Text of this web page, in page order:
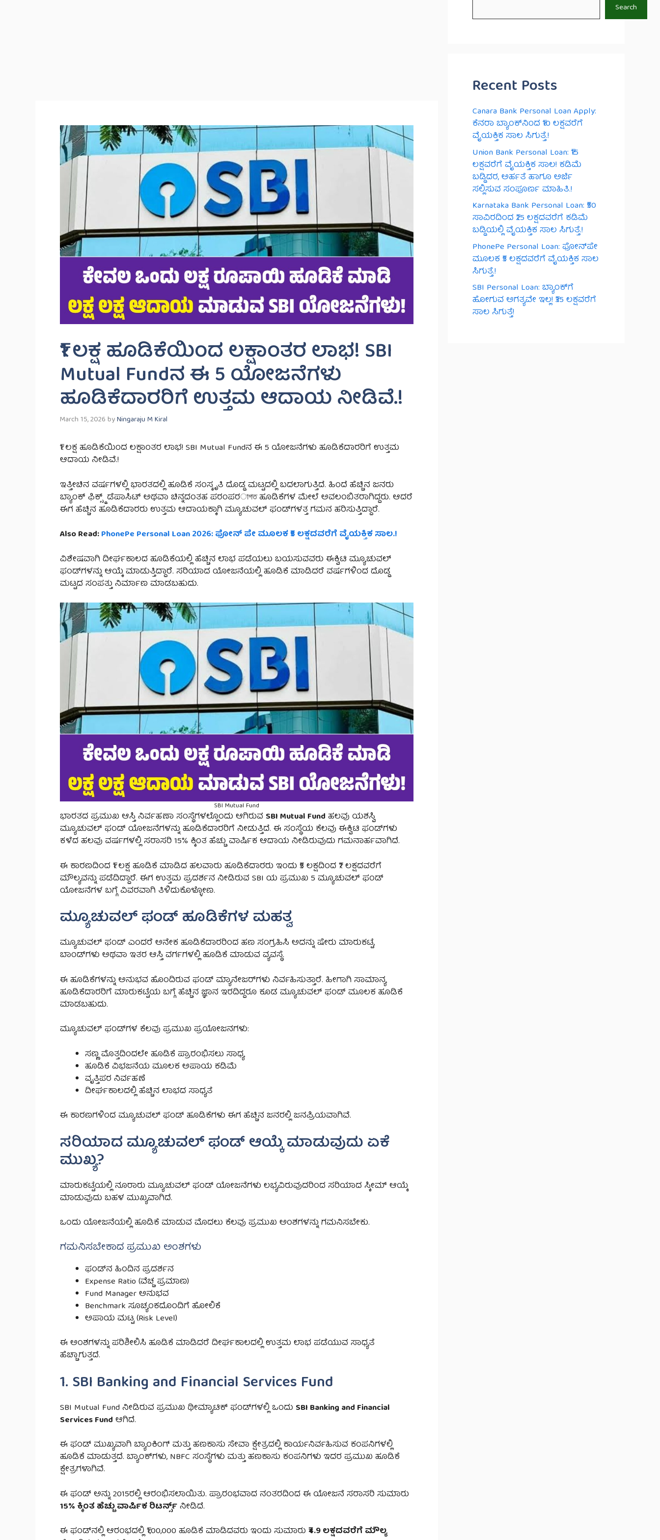
₹1 ಲಕ್ಷ ಹೂಡಿಕೆಯಿಂದ ಲಕ್ಷಾಂತರ ಲಾಭ! SBI
Mutual Fund‌ನ ಈ 5 ಯೋಜನೆಗಳು
ಹೂಡಿಕೆದಾರರಿಗೆ ಉತ್ತಮ ಆದಾಯ ನೀಡಿವೆ.!
March 15, 2026byNingaraju M Kiral
₹1 ಲಕ್ಷ ಹೂಡಿಕೆಯಿಂದ ಲಕ್ಷಾಂತರ ಲಾಭ! SBI Mutual Fund‌ನ ಈ 5 ಯೋಜನೆಗಳು ಹೂಡಿಕೆದಾರರಿಗೆ ಉತ್ತಮ
ಆದಾಯ ನೀಡಿವೆ.!
ಇತ್ತೀಚಿನ ವರ್ಷಗಳಲ್ಲಿ ಭಾರತದಲ್ಲಿ ಹೂಡಿಕೆ ಸಂಸ್ಕೃತಿ ದೊಡ್ಡ ಮಟ್ಟದಲ್ಲಿ ಬದಲಾಗುತ್ತಿದೆ. ಹಿಂದೆ ಹೆಚ್ಚಿನ ಜನರು
ಬ್ಯಾಂಕ್ ಫಿಕ್ಸ್ಡ್ ಡೆಪಾಸಿಟ್ ಅಥವಾ ಚಿನ್ನದಂತಹ ಪರಂಪರাগত ಹೂಡಿಕೆಗಳ ಮೇಲೆ ಅವಲಂಬಿತರಾಗಿದ್ದರು. ಆದರೆ
ಈಗ ಹೆಚ್ಚಿನ ಹೂಡಿಕೆದಾರರು ಉತ್ತಮ ಆದಾಯಕ್ಕಾಗಿ ಮ್ಯೂಚುವಲ್ ಫಂಡ್‌ಗಳತ್ತ ಗಮನ ಹರಿಸುತ್ತಿದ್ದಾರೆ.
Also Read:PhonePe Personal Loan 2026: ಫೋನ್ ಪೇ ಮೂಲಕ ₹5 ಲಕ್ಷದವರೆಗೆ ವೈಯಕ್ತಿಕ ಸಾಲ.!
ವಿಶೇಷವಾಗಿ ದೀರ್ಘಕಾಲದ ಹೂಡಿಕೆಯಲ್ಲಿ ಹೆಚ್ಚಿನ ಲಾಭ ಪಡೆಯಲು ಬಯಸುವವರು ಈಕ್ವಿಟಿ ಮ್ಯೂಚುವಲ್
ಫಂಡ್‌ಗಳನ್ನು ಆಯ್ಕೆ ಮಾಡುತ್ತಿದ್ದಾರೆ. ಸರಿಯಾದ ಯೋಜನೆಯಲ್ಲಿ ಹೂಡಿಕೆ ಮಾಡಿದರೆ ವರ್ಷಗಳಿಂದ ದೊಡ್ಡ
ಮಟ್ಟದ ಸಂಪತ್ತು ನಿರ್ಮಾಣ ಮಾಡಬಹುದು.
SBI Mutual Fund‌
ಭಾರತದ ಪ್ರಮುಖ ಆಸ್ತಿ ನಿರ್ವಹಣಾ ಸಂಸ್ಥೆಗಳಲ್ಲೊಂದು ಆಗಿರುವ SBI Mutual Fund ಹಲವು ಯಶಸ್ವಿ
ಮ್ಯೂಚುವಲ್ ಫಂಡ್ ಯೋಜನೆಗಳನ್ನು ಹೂಡಿಕೆದಾರರಿಗೆ ನೀಡುತ್ತಿದೆ. ಈ ಸಂಸ್ಥೆಯ ಕೆಲವು ಈಕ್ವಿಟಿ ಫಂಡ್‌ಗಳು
ಕಳೆದ ಹಲವು ವರ್ಷಗಳಲ್ಲಿ ಸರಾಸರಿ 15% ಕ್ಕಿಂತ ಹೆಚ್ಚು ವಾರ್ಷಿಕ ಆದಾಯ ನೀಡಿರುವುದು ಗಮನಾರ್ಹವಾಗಿದೆ.
ಈ ಕಾರಣದಿಂದ ₹1 ಲಕ್ಷ ಹೂಡಿಕೆ ಮಾಡಿದ ಹಲವಾರು ಹೂಡಿಕೆದಾರರು ಇಂದು ₹5 ಲಕ್ಷದಿಂದ ₹7 ಲಕ್ಷದವರೆಗೆ
ಮೌಲ್ಯವನ್ನು ಪಡೆದಿದ್ದಾರೆ. ಈಗ ಉತ್ತಮ ಪ್ರದರ್ಶನ ನೀಡಿರುವ SBI ಯ ಪ್ರಮುಖ 5 ಮ್ಯೂಚುವಲ್ ಫಂಡ್
ಯೋಜನೆಗಳ ಬಗ್ಗೆ ವಿವರವಾಗಿ ತಿಳಿದುಕೊಳ್ಳೋಣ.
ಮ್ಯೂಚುವಲ್ ಫಂಡ್ ಹೂಡಿಕೆಗಳ ಮಹತ್ವ
ಮ್ಯೂಚುವಲ್ ಫಂಡ್ ಎಂದರೆ ಅನೇಕ ಹೂಡಿಕೆದಾರರಿಂದ ಹಣ ಸಂಗ್ರಹಿಸಿ ಅದನ್ನು ಷೇರು ಮಾರುಕಟ್ಟೆ,
ಬಾಂಡ್‌ಗಳು ಅಥವಾ ಇತರ ಆಸ್ತಿ ವರ್ಗಗಳಲ್ಲಿ ಹೂಡಿಕೆ ಮಾಡುವ ವ್ಯವಸ್ಥೆ.
ಈ ಹೂಡಿಕೆಗಳನ್ನು ಅನುಭವ ಹೊಂದಿರುವ ಫಂಡ್ ಮ್ಯಾನೇಜರ್‌ಗಳು ನಿರ್ವಹಿಸುತ್ತಾರೆ. ಹೀಗಾಗಿ ಸಾಮಾನ್ಯ
ಹೂಡಿಕೆದಾರರಿಗೆ ಮಾರುಕಟ್ಟೆಯ ಬಗ್ಗೆ ಹೆಚ್ಚಿನ ಜ್ಞಾನ ಇರದಿದ್ದರೂ ಕೂಡ ಮ್ಯೂಚುವಲ್ ಫಂಡ್ ಮೂಲಕ ಹೂಡಿಕೆ
ಮಾಡಬಹುದು.
ಮ್ಯೂಚುವಲ್ ಫಂಡ್‌ಗಳ ಕೆಲವು ಪ್ರಮುಖ ಪ್ರಯೋಜನಗಳು:
ಸಣ್ಣ ಮೊತ್ತದಿಂದಲೇ ಹೂಡಿಕೆ ಪ್ರಾರಂಭಿಸಲು ಸಾಧ್ಯ
ಹೂಡಿಕೆ ವಿಭಜನೆಯ ಮೂಲಕ ಅಪಾಯ ಕಡಿಮೆ
ವೃತ್ತಿಪರ ನಿರ್ವಹಣೆ
ದೀರ್ಘಕಾಲದಲ್ಲಿ ಹೆಚ್ಚಿನ ಲಾಭದ ಸಾಧ್ಯತೆ
ಈ ಕಾರಣಗಳಿಂದ ಮ್ಯೂಚುವಲ್ ಫಂಡ್ ಹೂಡಿಕೆಗಳು ಈಗ ಹೆಚ್ಚಿನ ಜನರಲ್ಲಿ ಜನಪ್ರಿಯವಾಗಿವೆ.
ಸರಿಯಾದ ಮ್ಯೂಚುವಲ್ ಫಂಡ್ ಆಯ್ಕೆ ಮಾಡುವುದು ಏಕೆ
ಮುಖ್ಯ?
ಮಾರುಕಟ್ಟೆಯಲ್ಲಿ ನೂರಾರು ಮ್ಯೂಚುವಲ್ ಫಂಡ್ ಯೋಜನೆಗಳು ಲಭ್ಯವಿರುವುದರಿಂದ ಸರಿಯಾದ ಸ್ಕೀಮ್ ಆಯ್ಕೆ
ಮಾಡುವುದು ಬಹಳ ಮುಖ್ಯವಾಗಿದೆ.
ಒಂದು ಯೋಜನೆಯಲ್ಲಿ ಹೂಡಿಕೆ ಮಾಡುವ ಮೊದಲು ಕೆಲವು ಪ್ರಮುಖ ಅಂಶಗಳನ್ನು ಗಮನಿಸಬೇಕು.
ಗಮನಿಸಬೇಕಾದ ಪ್ರಮುಖ ಅಂಶಗಳು
ಫಂಡ್‌ನ ಹಿಂದಿನ ಪ್ರದರ್ಶನ
Expense Ratio (ವೆಚ್ಚ ಪ್ರಮಾಣ)
Fund Manager ಅನುಭವ
Benchmark ಸೂಚ್ಯಂಕದೊಂದಿಗೆ ಹೋಲಿಕೆ
ಅಪಾಯ ಮಟ್ಟ (Risk Level)
ಈ ಅಂಶಗಳನ್ನು ಪರಿಶೀಲಿಸಿ ಹೂಡಿಕೆ ಮಾಡಿದರೆ ದೀರ್ಘಕಾಲದಲ್ಲಿ ಉತ್ತಮ ಲಾಭ ಪಡೆಯುವ ಸಾಧ್ಯತೆ
ಹೆಚ್ಚಾಗುತ್ತದೆ.
1. SBI Banking and Financial Services Fund
SBI Mutual Fund ನೀಡಿರುವ ಪ್ರಮುಖ ಥೀಮ್ಯಾಟಿಕ್ ಫಂಡ್‌ಗಳಲ್ಲಿ ಒಂದು SBI Banking and Financial
Services Fund ಆಗಿದೆ.
ಈ ಫಂಡ್ ಮುಖ್ಯವಾಗಿ ಬ್ಯಾಂಕಿಂಗ್ ಮತ್ತು ಹಣಕಾಸು ಸೇವಾ ಕ್ಷೇತ್ರದಲ್ಲಿ ಕಾರ್ಯನಿರ್ವಹಿಸುವ ಕಂಪನಿಗಳಲ್ಲಿ
ಹೂಡಿಕೆ ಮಾಡುತ್ತದೆ. ಬ್ಯಾಂಕ್‌ಗಳು, NBFC ಸಂಸ್ಥೆಗಳು ಮತ್ತು ಹಣಕಾಸು ಕಂಪನಿಗಳು ಇದರ ಪ್ರಮುಖ ಹೂಡಿಕೆ
ಕ್ಷೇತ್ರಗಳಾಗಿವೆ.
ಈ ಫಂಡ್ ಅನ್ನು 2015ರಲ್ಲಿ ಆರಂಭಿಸಲಾಯಿತು. ಪ್ರಾರಂಭವಾದ ನಂತರದಿಂದ ಈ ಯೋಜನೆ ಸರಾಸರಿ ಸುಮಾರು
15% ಕ್ಕಿಂತ ಹೆಚ್ಚು ವಾರ್ಷಿಕ ರಿಟರ್ನ್ಸ್ನೀಡಿದೆ.
ಈ ಫಂಡ್‌ನಲ್ಲಿ ಆರಂಭದಲ್ಲಿ ₹1,00,000 ಹೂಡಿಕೆ ಮಾಡಿದವರು ಇಂದು ಸುಮಾರು ₹4.9 ಲಕ್ಷದವರೆಗೆ ಮೌಲ್ಯ
Search
Recent Posts
Canara Bank Personal Loan Apply:
ಕೆನರಾ ಬ್ಯಾಂಕ್‌ನಿಂದ ₹10 ಲಕ್ಷವರೆಗೆ
ವೈಯಕ್ತಿಕ ಸಾಲ ಸಿಗುತ್ತೆ.!
Union Bank Personal Loan: ₹15
ಲಕ್ಷವರೆಗೆ ವೈಯಕ್ತಿಕ ಸಾಲ! ಕಡಿಮೆ
ಬಡ್ಡಿದರ, ಅರ್ಹತೆ ಹಾಗೂ ಅರ್ಜಿ
ಸಲ್ಲಿಸುವ ಸಂಪೂರ್ಣ ಮಾಹಿತಿ.!
Karnataka Bank Personal Loan: ₹50
ಸಾವಿರದಿಂದ ₹25 ಲಕ್ಷದವರೆಗೆ ಕಡಿಮೆ
ಬಡ್ಡಿಯಲ್ಲಿ ವೈಯಕ್ತಿಕ ಸಾಲ ಸಿಗುತ್ತೆ.!
PhonePe Personal Loan: ಫೋನ್‌ಪೇ
ಮೂಲಕ ₹5 ಲಕ್ಷದವರೆಗೆ ವೈಯಕ್ತಿಕ ಸಾಲ
ಸಿಗುತ್ತೆ.!
SBI Personal Loan: ಬ್ಯಾಂಕ್‌ಗೆ
ಹೋಗುವ ಅಗತ್ಯವೇ ಇಲ್ಲ! ₹35 ಲಕ್ಷವರೆಗೆ
ಸಾಲ ಸಿಗುತ್ತೆ!